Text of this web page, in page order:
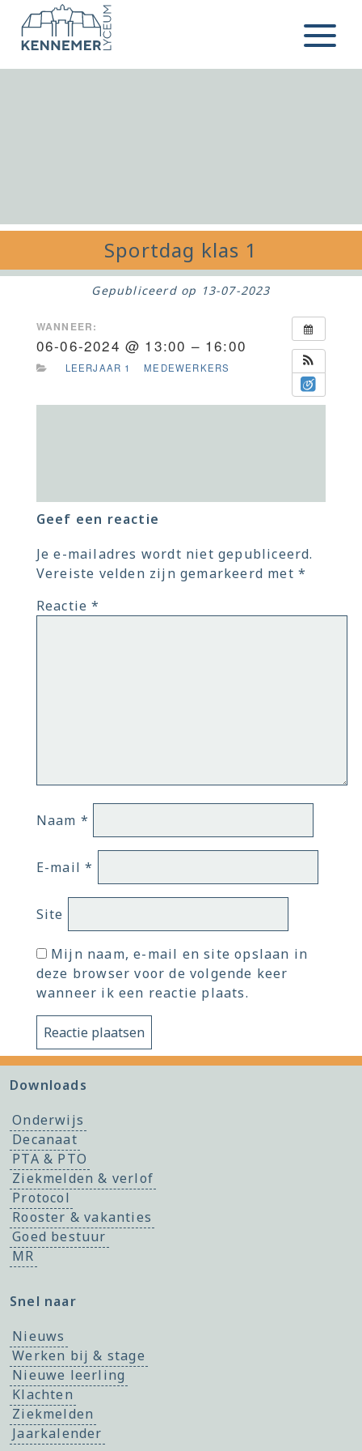
Ga naar de inhoud
Menu
Sportdag klas 1
Gepubliceerd op 13-07-2023
WANNEER:
06-06-2024 @ 13:00 – 16:00
LEERJAAR 1 MEDEWERKERS
Geef een reactie
Je e-mailadres wordt niet gepubliceerd.
Vereiste velden zijn gemarkeerd met *
Reactie*
Naam *
E-mail*
Site
Mijn naam, e-mail en site opslaan in
deze browser voor de volgende keer
wanneer ik een reactie plaats.
Downloads
Onderwijs
Decanaat
PTA & PTO
Ziekmelden & verlof
Protocol
Rooster & vakanties
Goed bestuur
MR
Snel naar
Nieuws
Werken bij & stage
Nieuwe leerling
Klachten
Ziekmelden
Jaarkalender